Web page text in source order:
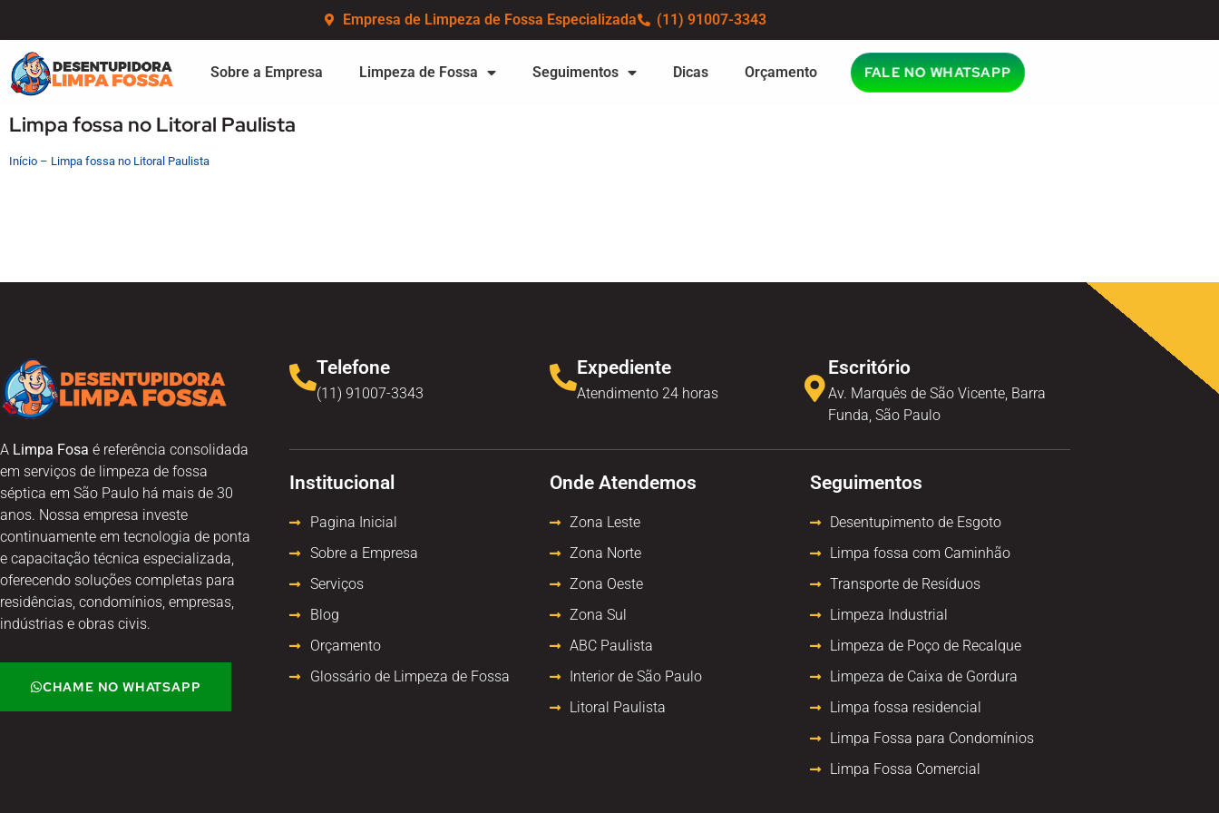
Empresa de Limpeza de Fossa Especializada (11) 91007-3343
Sobre a Empresa Limpeza de Fossa Seguimentos Dicas Orçamento FALE NO WHATSAPP
Limpa fossa no Litoral Paulista
Início – Limpa fossa no Litoral Paulista
A Limpa Fosa é referência consolidada
em serviços de limpeza de fossa
séptica em São Paulo há mais de 30
anos. Nossa empresa investe
continuamente em tecnologia de ponta
e capacitação técnica especializada,
oferecendo soluções completas para
residências, condomínios, empresas,
indústrias e obras civis.
CHAME NO WHATSAPP
Telefone
(11) 91007-3343
Expediente
Atendimento 24 horas
Escritório
Av. Marquês de São Vicente, Barra
Funda, São Paulo
Institucional
Pagina Inicial
Sobre a Empresa
Serviços
Blog
Orçamento
Glossário de Limpeza de Fossa
Onde Atendemos
Zona Leste
Zona Norte
Zona Oeste
Zona Sul
ABC Paulista
Interior de São Paulo
Litoral Paulista
Seguimentos
Desentupimento de Esgoto
Limpa fossa com Caminhão
Transporte de Resíduos
Limpeza Industrial
Limpeza de Poço de Recalque
Limpeza de Caixa de Gordura
Limpa fossa residencial
Limpa Fossa para Condomínios
Limpa Fossa Comercial